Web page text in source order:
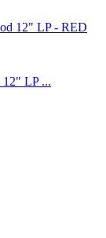
LP ...